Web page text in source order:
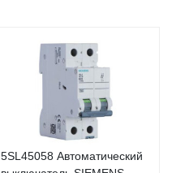
5SL45058 Автоматический